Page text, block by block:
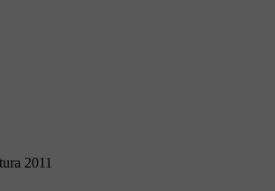
2011